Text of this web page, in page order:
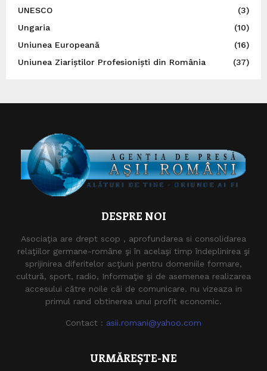
UNESCO
(3)
Ungaria
(10)
Uniunea Europeană
(16)
Uniunea Ziariștilor Profesioniști din România
(37)
DESPRE NOI
Asociaţia are drept scop , aprofundarea si consolidarea
relaţiilor germane-române şi în acelaşi timp îndeplinirea şi
sprijinirea diferitelor acţiuni pentru domeniile formare,
cultură, sport, radio, Informaţie şi de asemenea realizarea
accesului către noile căi de comunicare. nu vizeaza in
primul rand obtinerea unui profit economic.
Contact : asii.romani@yahoo.com
URMĂREȘTE-NE